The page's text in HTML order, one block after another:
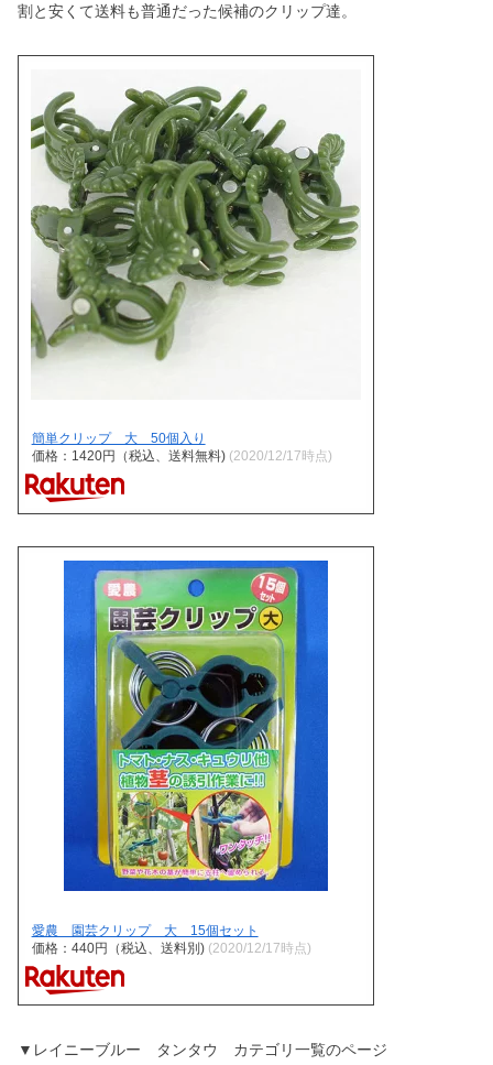
割と安くて送料も普通だった候補のクリップ達。
簡単クリップ 大 50個入り
価格：1420円（税込、送料無料) (2020/12/17時点)
愛農 園芸クリップ 大 15個セット
価格：440円（税込、送料別) (2020/12/17時点)
▼レイニーブルー タンタウ カテゴリ一覧のページ